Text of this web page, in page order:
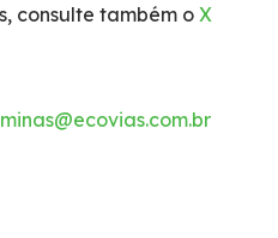
consulte também o X